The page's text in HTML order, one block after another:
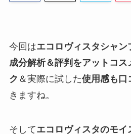
今回はエコロヴィスタシャ
成分解析＆評判をアットコス
ク ＆実際に試した使用感も口
きますね。
そしてエコロヴィスタのモイ